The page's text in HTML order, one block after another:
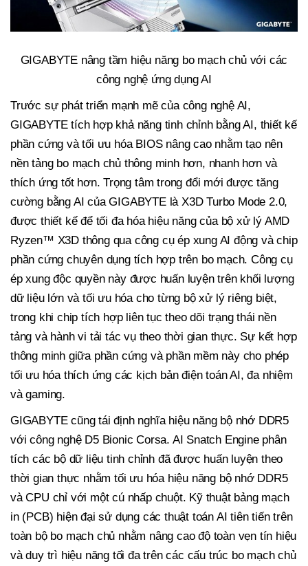
GIGABYTE nâng tầm hiệu năng bo mạch chủ với các
công nghệ ứng dụng AI
Trước sự phát triển mạnh mẽ của công nghệ AI,
GIGABYTE tích hợp khả năng tinh chỉnh bằng AI, thiết kế
phần cứng và tối ưu hóa BIOS nâng cao nhằm tạo nên
nền tảng bo mạch chủ thông minh hơn, nhanh hơn và
thích ứng tốt hơn. Trọng tâm trong đổi mới được tăng
cường bằng AI của GIGABYTE là X3D Turbo Mode 2.0,
được thiết kế để tối đa hóa hiệu năng của bộ xử lý AMD
Ryzen™ X3D thông qua công cụ ép xung AI động và chip
phần cứng chuyên dụng tích hợp trên bo mạch. Công cụ
ép xung độc quyền này được huấn luyện trên khối lượng
dữ liệu lớn và tối ưu hóa cho từng bộ xử lý riêng biệt,
trong khi chip tích hợp liên tục theo dõi trạng thái nền
tảng và hành vi tải tác vụ theo thời gian thực. Sự kết hợp
thông minh giữa phần cứng và phần mềm này cho phép
tối ưu hóa thích ứng các kịch bản điện toán AI, đa nhiệm
vàgaming.
GIGABYTE cũng tái định nghĩa hiệu năng bộ nhớ DDR5
với công nghệ D5 Bionic Corsa. AI Snatch Engine phân
tích các bộ dữ liệu tinh chỉnh đã được huấn luyện theo
thời gian thực nhằm tối ưu hóa hiệu năng bộ nhớ DDR5
và CPU chỉ với một cú nhấp chuột. Kỹ thuật bảng mạch
in (PCB) hiện đại sử dụng các thuật toán AI tiên tiến trên
toàn bộ bo mạch chủ nhằm nâng cao độ toàn vẹn tín hiệu
và duy trì hiệu năng tối đa trên các cấu trúc bo mạch chủ